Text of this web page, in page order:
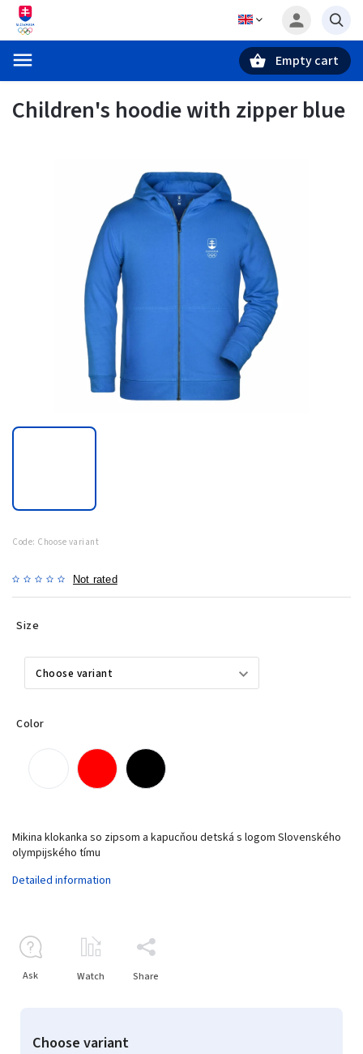
Empty cart
Children's hoodie with zipper blue
Code: Choose variant
Not rated
Size
Color
Choose variant
Mikina klokanka so zipsom a kapucňou detská s logom Slovenského
olympijského tímu
Detailed information
Ask Watch Share